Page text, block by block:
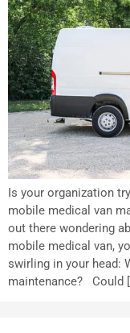
Is your organization
mobile medical van
out there wondering
mobile medical van,
swirling in your head:
maintenance? Could